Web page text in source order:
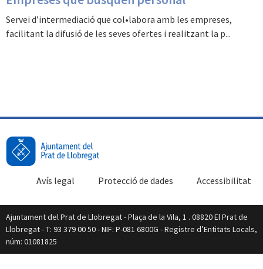
Servei d’intermediació que col•labora amb les empreses,
facilitant la difusió de les seves ofertes i realitzant la p...
Accessibilitat
Protecció de dades
Avís legal
Ajuntament del Prat de Llobregat - Plaça de la Vila, 1 . 08820 El Prat de
Llobregat - T: 93 379 00 50 - NIF: P-081 6800G - Registre d’Entitats Locals,
núm: 01081825